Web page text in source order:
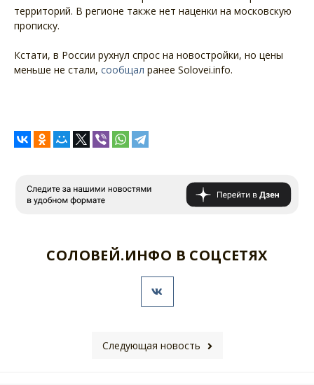
территорий. В регионе также нет наценки на московскую
прописку.
Кстати, в России рухнул спрос на новостройки, но цены
меньше не стали, сообщал ранее Solovei.info.
СОЛОВЕЙ.ИНФО В СОЦСЕТЯХ
Следующая новость